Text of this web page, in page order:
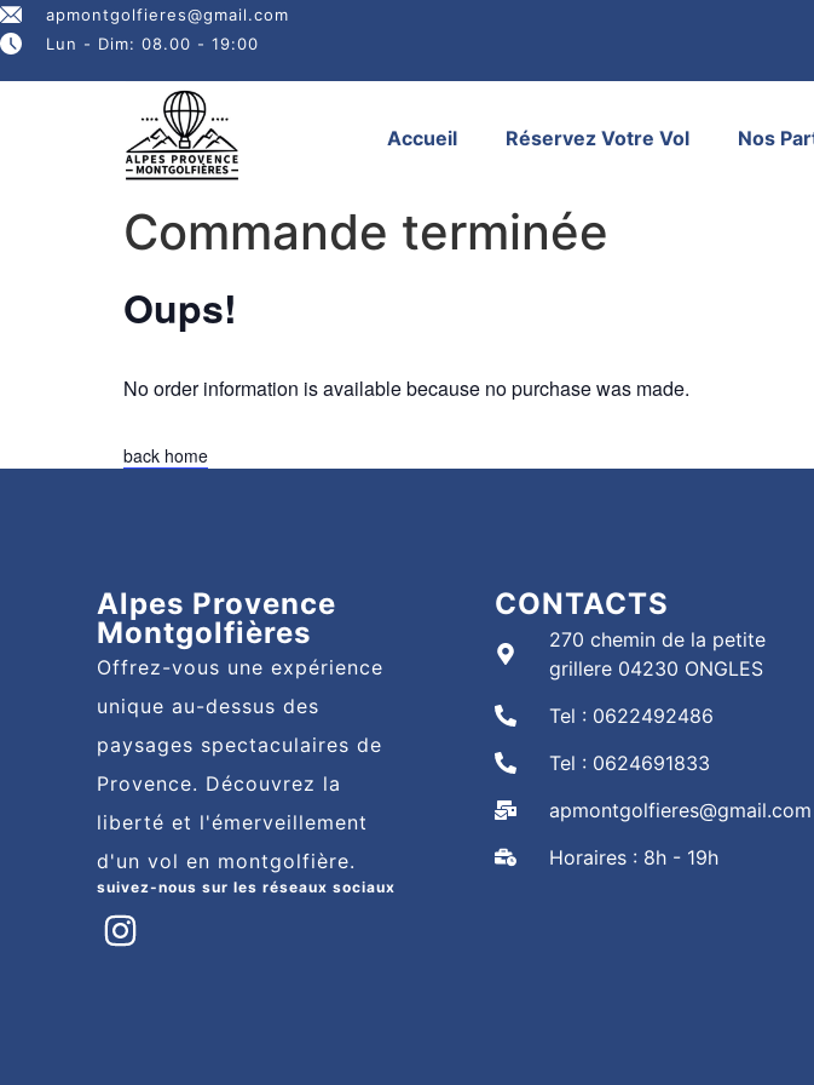
apmontgolfieres@gmail.com
Lun - Dim: 08.00 - 19:00
Accueil Réservez Votre Vol Nos
Commande terminée
Oups!
No order information is available because no purchase was made.
back home
Alpes Provence
Montgolfières
Offrez-vous une expérience
unique au-dessus des
paysages spectaculaires de
Provence. Découvrez la
liberté et l'émerveillement
d'un vol en montgolfière.
suivez-nous sur les réseaux sociaux
CONTACTS
270 chemin de la petite
grillere 04230 ONGLES
Tel : 0622492486
Tel : 0624691833
apmontgolfieres@gmail.com
Horaires : 8h - 19h